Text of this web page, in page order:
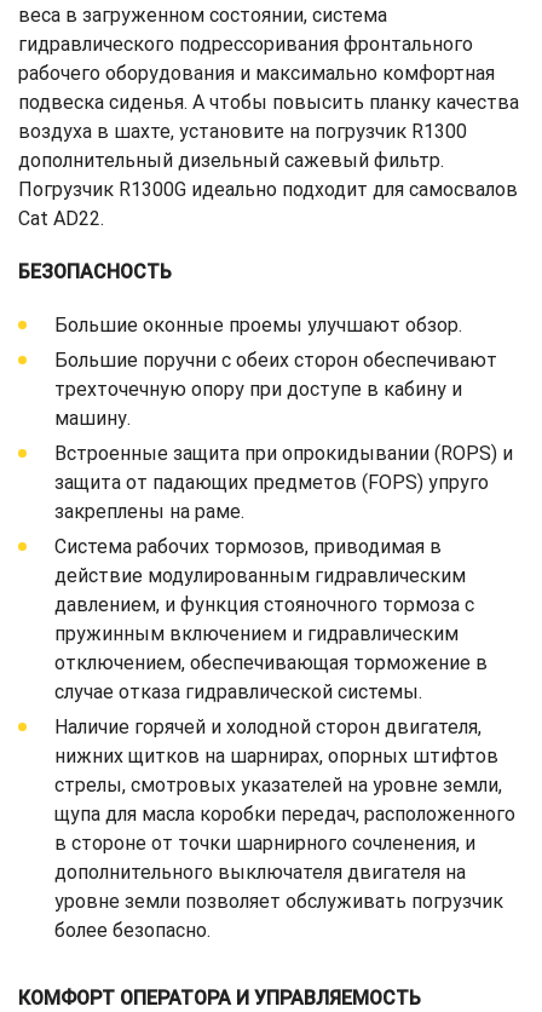
веса в загруженном состоянии, система
гидравлического подрессоривания фронтального
рабочего оборудования и максимально комфортная
подвеска сиденья. А чтобы повысить планку качества
воздуха в шахте, установите на погрузчик R1300
дополнительный дизельный сажевый фильтр.
Погрузчик R1300G идеально подходит для самосвалов
Cat AD22.
БЕЗОПАСНОСТЬ
Большие оконные проемы улучшают обзор.
Большие поручни с обеих сторон обеспечивают
трехточечную опору при доступе в кабину и
машину.
Встроенные защита при опрокидывании (ROPS) и
защита от падающих предметов (FOPS) упруго
закреплены на раме.
Система рабочих тормозов, приводимая в
действие модулированным гидравлическим
давлением, и функция стояночного тормоза с
пружинным включением и гидравлическим
отключением, обеспечивающая торможение в
случае отказа гидравлической системы.
Наличие горячей и холодной сторон двигателя,
нижних щитков на шарнирах, опорных штифтов
стрелы, смотровых указателей на уровне земли,
щупа для масла коробки передач, расположенного
в стороне от точки шарнирного сочленения, и
дополнительного выключателя двигателя на
уровне земли позволяет обслуживать погрузчик
более безопасно.
КОМФОРТ ОПЕРАТОРА И УПРАВЛЯЕМОСТЬ